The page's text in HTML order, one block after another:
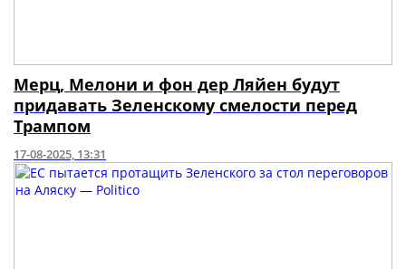
Мерц, Мелони и фон дер Ляйен будут
придавать Зеленскому смелости перед
Трампом
17-08-2025, 13:31